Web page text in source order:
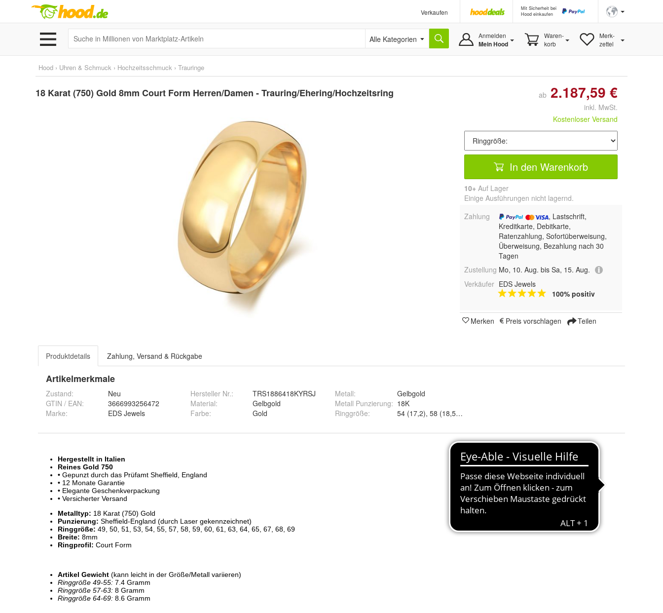
Verkaufen
Mit Sicherheit bei
Hood einkaufen
Alle Kategorien Anmelden
Mein Hood
Waren-
korb
Merk-
zettel
Hood › Uhren & Schmuck › Hochzeitsschmuck › Trauringe
18 Karat (750) Gold 8mm Court Form Herren/Damen - Trauring/Ehering/Hochzeitsring ab 2.187,59 €
inkl. MwSt.
Kostenloser Versand
In den Warenkorb
10+ Auf Lager
Einige Ausführungen nicht lagernd.
Zahlung
, Lastschrift,
Kreditkarte, Debitkarte,
Ratenzahlung, Sofortüberweisung,
Überweisung, Bezahlung nach 30
Tagen
Zustellung Mo, 10. Aug. bis Sa, 15. Aug.
Verkäufer EDS Jewels
100% positiv
Merken Preis vorschlagen Teilen
Produktdetails Zahlung, Versand & Rückgabe
Artikelmerkmale
Zustand:
Neu
GTIN / EAN:
3666993256472
Marke:
EDS Jewels
Hersteller Nr.:
TRS1886418KYRSJ
Material:
Gelbgold
Farbe: Gold
Metall:
Gelbgold
Metall Punzierung: 18K
Ringgröße: